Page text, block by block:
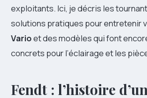
exploitants. Ici, je décris les
solutions pratiques pour entretenir
Varioet des modèles qui font
concrets pour l’éclairage et les
Fendt : l’histoire